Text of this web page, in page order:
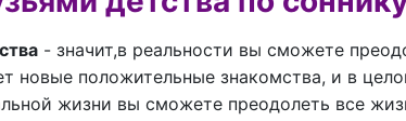
- значит,в реальности вы сможете
новые положительные знакомства, и в
жизни вы сможете преодолеть все